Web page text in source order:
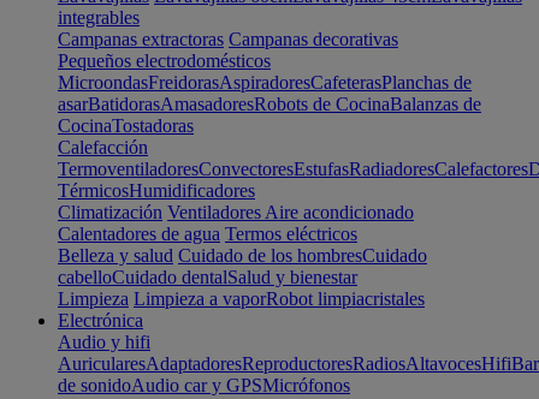
integrables
Campanas extractoras Campanas decorativas
Pequeños electrodomésticos
MicroondasFreidorasAspiradoresCafeterasPlanchas de
asarBatidorasAmasadoresRobots de CocinaBalanzas de
CocinaTostadoras
Calefacción
TermoventiladoresConvectoresEstufasRadiadoresCalefactores
TérmicosHumidificadores
Climatización Ventiladores Aire acondicionado
Calentadores de agua Termos eléctricos
Belleza y salud Cuidado de los hombresCuidado
cabelloCuidado dentalSalud y bienestar
Limpieza Limpieza a vaporRobot limpiacristales
Electrónica
Audio y hifi
AuricularesAdaptadoresReproductoresRadiosAltavocesHifi
de sonidoAudio car y GPSMicrófonos